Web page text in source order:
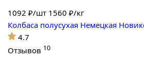
1092 ₽/шт 1560 ₽/кг
Колбаса полусухая Немецкая
4.7
Отзывов 10